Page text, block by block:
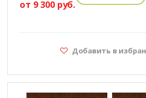
от 9 300 руб.
Добавить в